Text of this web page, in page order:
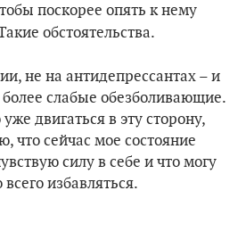
поскорее опять к нему
обстоятельства.
не на антидепрессантах – и
более слабые обезболивающие.
двигаться в эту сторону,
что сейчас мое состояние
силу в себе и что могу
избавляться.